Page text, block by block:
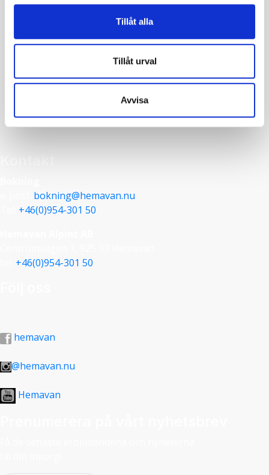
Tillåt alla
Tillåt urval
Avvisa
bokning@hemavan.nu
+46(0)954-301 50
+46(0)954-301 50
hemavan
@hemavan.nu
Hemavan